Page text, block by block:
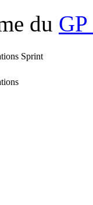
du
Sprint